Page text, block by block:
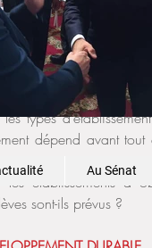
en place un label
notamment
paradigme : avant
problèmes de
types
dépend avant
les établissements
sont-ils prévus ?
Au Sénat